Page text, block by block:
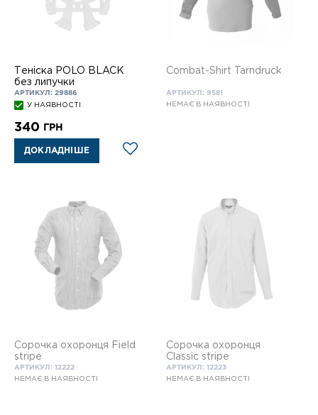
Теніска POLO BLACK
без липучки
АРТИКУЛ: 29886
У НАЯВНОСТІ
340 ГРН
ДОКЛАДНІШЕ
Combat-Shirt Tarndruck
АРТИКУЛ: 9581
НЕМАЄ В НАЯВНОСТІ
Сорочка охоронця Field
stripe
АРТИКУЛ: 12222
НЕМАЄ В НАЯВНОСТІ
Сорочка охоронця
Classic stripe
АРТИКУЛ: 12223
НЕМАЄ В НАЯВНОСТІ